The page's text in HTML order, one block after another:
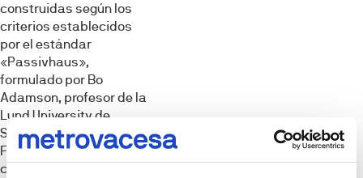
construidas según los
criterios establecidos
por el estándar
«Passivhaus»,
formulado por Bo
Adamson, profesor de la
Lund University de
Suecia, y Wollfgang
Feist, físico y profesor de
construcción en la